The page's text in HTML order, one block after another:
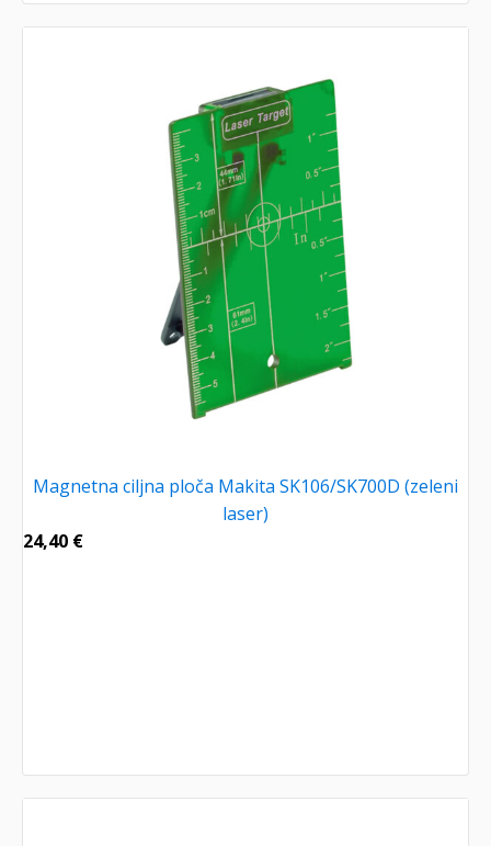
Magnetna ciljna ploča Makita SK106/SK700D (zeleni
laser)
24,40 €